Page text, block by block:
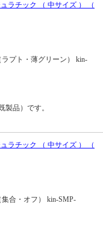
ラチック （ 中サイズ ） （
プト・薄グリーン） kin-
品）です。
ラチック （ 中サイズ ） （
合・オフ） kin-SMP-